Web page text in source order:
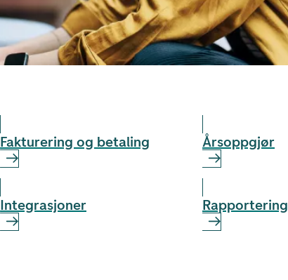
Fakturering og betaling Årsoppgjør
Integrasjoner Rapportering